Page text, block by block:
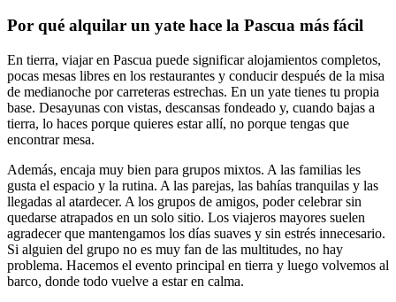
Por qué alquilar un yate hace la Pascua más fácil
En tierra, viajar en Pascua puede significar alojamientos completos,
pocas mesas libres en los restaurantes y conducir después de la misa
de medianoche por carreteras estrechas. En un yate tienes tu propia
base. Desayunas con vistas, descansas fondeado y, cuando bajas a
tierra, lo haces porque quieres estar allí, no porque tengas que
encontrar mesa.
Además, encaja muy bien para grupos mixtos. A las familias les
gusta el espacio y la rutina. A las parejas, las bahías tranquilas y las
llegadas al atardecer. A los grupos de amigos, poder celebrar sin
quedarse atrapados en un solo sitio. Los viajeros mayores suelen
agradecer que mantengamos los días suaves y sin estrés innecesario.
Si alguien del grupo no es muy fan de las multitudes, no hay
problema. Hacemos el evento principal en tierra y luego volvemos al
barco, donde todo vuelve a estar en calma.